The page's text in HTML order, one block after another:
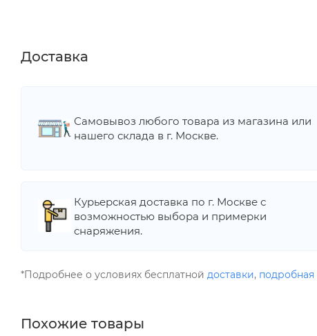
Доставка
Самовывоз любого товара из магазина или
нашего склада в г. Москве.
Курьерская доставка по г. Москве с
возможностью выбора и примерки
снаряжения.
*Подробнее о условиях бесплатной доставки,
Похожие товары